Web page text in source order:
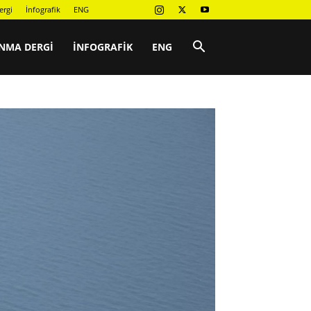
İnfografik ENG
DERGI İNFOGRAFIK ENG